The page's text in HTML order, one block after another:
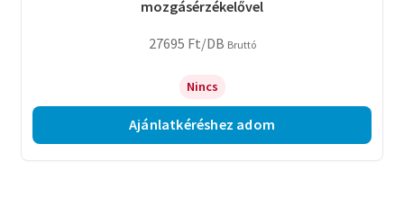
mozgásérzékelővel
27695 Ft/DB Bruttó
Nincs
Ajánlatkéréshez adom